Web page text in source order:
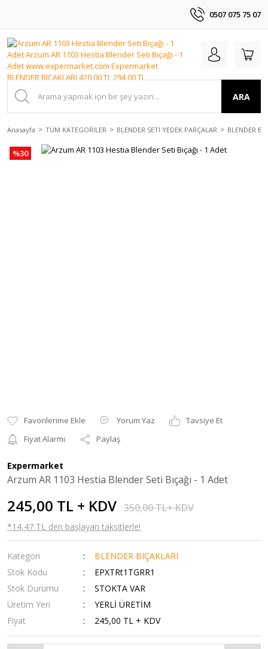
0507 075 75 07
ARA
Anasayfa TÜM KATEGORİLER BLENDER SETİ YEDEK PARÇALAR BLENDER
%30
Yorum Yaz
Tavsiye Et
Fiyat Alarmı
Paylaş
Expermarket
Arzum AR 1103 Hestia Blender Seti Bıçağı - 1 Adet
245,00 TL + KDV 350,00 TL+ KDV
*14,47 TL den başlayan taksitlerle!
Kategori
BLENDER BIÇAKLARI
Stok Kodu
EPXTRt1TGRR1
Stok Durumu
STOKTA VAR
Üretim Yeri
YERLİ ÜRETİM
Fiyat
245,00 TL + KDV